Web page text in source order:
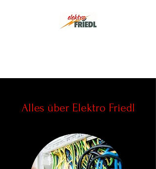
Alles über Elektro Friedl